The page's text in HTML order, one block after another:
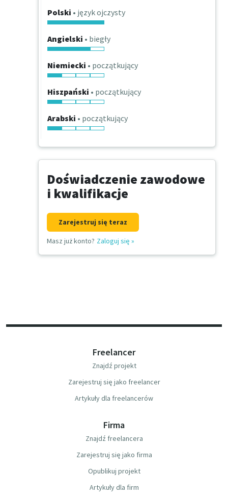
Polski • język ojczysty
Angielski • biegły
Niemiecki • początkujący
Hiszpański • początkujący
Arabski • początkujący
Doświadczenie zawodowe
i kwalifikacje
Zarejestruj się teraz
Masz już konto? Zaloguj się »
Freelancer
Znajdź projekt
Zarejestruj się jako freelancer
Artykuły dla freelancerów
Firma
Znajdź freelancera
Zarejestruj się jako firma
Opublikuj projekt
Artykuły dla firm